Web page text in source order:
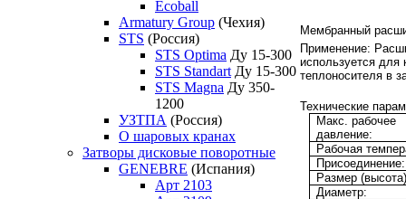
Ecoball
Armatury Group (Чехия)
STS (Россия)
STS Optima Ду 15-300
STS Standart Ду 15-300
STS Magna Ду 350-
1200
УЗТПА (Россия)
О шаровых кранах
Затворы дисковые поворотные
GENEBRE (Испания)
Арт 2103
Мембранный
Применение:
используется для
теплоносителя в
Технические
Макс. рабочее
давление:
Рабочая
Присоединение:
Размер
Диаметр: